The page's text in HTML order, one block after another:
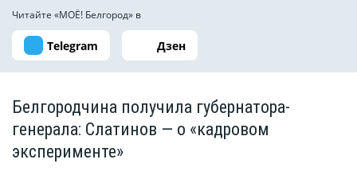
Читайте «МОЁ! Белгород» в
Telegram Дзен
Белгородчина получила губернатора-
генерала: Слатинов — о «кадровом
эксперименте»